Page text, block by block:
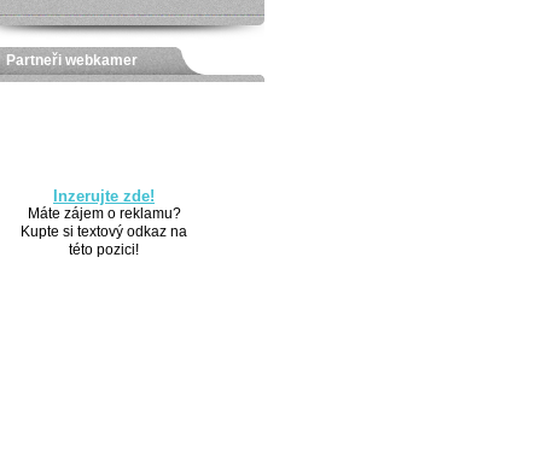
Partneři webkamer
Inzerujte zde!
Máte zájem o reklamu?
Kupte si textový odkaz na
této pozici!